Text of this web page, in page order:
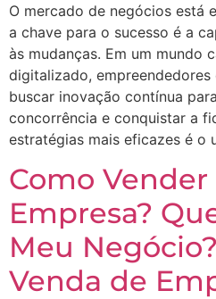
O mercado de negócios está
a chave para o sucesso é a
às mudanças. Em um mundo
digitalizado, empreendedores
buscar inovação contínua
concorrência e conquistar a
estratégias mais eficazes é o
Como
Empresa?
Meu
Venda de